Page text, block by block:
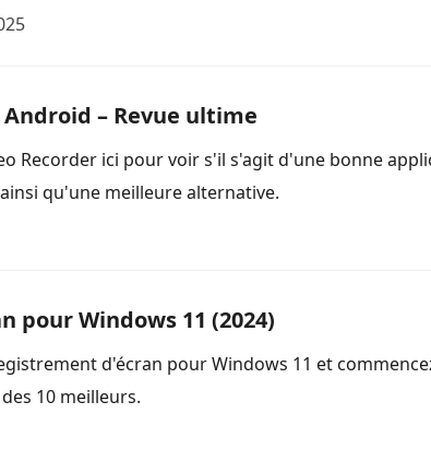
– Revue ultime
Recorder ici pour voir s'il s'agit d'une bonne
qu'une meilleure alternative.
pour Windows 11 (2024)
d'écran pour Windows 11 et
10 meilleurs.